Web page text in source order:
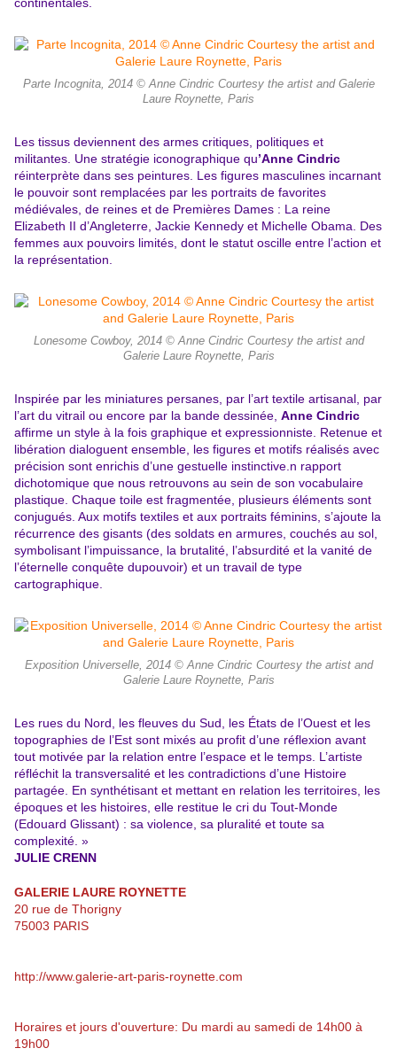
Parte Incognita, 2014 © Anne Cindric Courtesy the artist and Galerie
Laure Roynette, Paris
Les tissus deviennent des armes critiques, politiques et
militantes. Une stratégie iconographique qu’Anne Cindric
réinterprète dans ses peintures. Les figures masculines incarnant
le pouvoir sont remplacées par les portraits de favorites
médiévales, de reines et de Premières Dames : La reine
Elizabeth II d’Angleterre, Jackie Kennedy et Michelle Obama. Des
femmes aux pouvoirs limités, dont le statut oscille entre l’action et
la représentation.
Lonesome Cowboy, 2014 © Anne Cindric Courtesy the artist and
Galerie Laure Roynette, Paris
Inspirée par les miniatures persanes, par l’art textile artisanal, par
l’art du vitrail ou encore par la bande dessinée, Anne Cindric
affirme un style à la fois graphique et expressionniste. Retenue et
libération dialoguent ensemble, les figures et motifs réalisés avec
précision sont enrichis d’une gestuelle instinctive.n rapport
dichotomique que nous retrouvons au sein de son vocabulaire
plastique. Chaque toile est fragmentée, plusieurs éléments sont
conjugués. Aux motifs textiles et aux portraits féminins, s’ajoute la
récurrence des gisants (des soldats en armures, couchés au sol,
symbolisant l’impuissance, la brutalité, l’absurdité et la vanité de
l’éternelle conquête dupouvoir) et un travail de type
cartographique.
Exposition Universelle, 2014 © Anne Cindric Courtesy the artist and
Galerie Laure Roynette, Paris
Les rues du Nord, les fleuves du Sud, les États de l’Ouest et les
topographies de l’Est sont mixés au profit d’une réflexion avant
tout motivée par la relation entre l’espace et le temps. L’artiste
réfléchit la transversalité et les contradictions d’une Histoire
partagée. En synthétisant et mettant en relation les territoires, les
époques et les histoires, elle restitue le cri du Tout-Monde
(Edouard Glissant) : sa violence, sa pluralité et toute sa
complexité. »
JULIE CRENN
GALERIE LAURE ROYNETTE
20 rue de Thorigny
75003 PARIS
http://www.galerie-art-paris-roynette.com
Horaires et jours d'ouverture: Du mardi au samedi de 14h00 à
19h00